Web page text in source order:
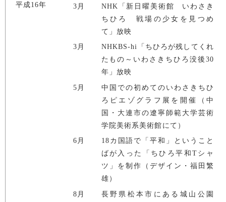
平成16年 3月
NHK「新日曜美術館 いわさき
ちひろ 戦場の少女を見つめ
て」放映
3月
NHKBS-hi「ちひろが残してくれ
たもの～いわさきちひろ没後30
年」放映
5月
中国での初めてのいわさきちひ
ろピエゾグラフ展を開催（中
国・大連市の遼寧師範大学芸術
学院美術系美術館にて）
6月
18カ国語で「平和」ということ
ばが入った「ちひろ平和Tシャ
ツ」を制作（デザイン・福田繁
雄）
8月
長野県松本市にある城山公園